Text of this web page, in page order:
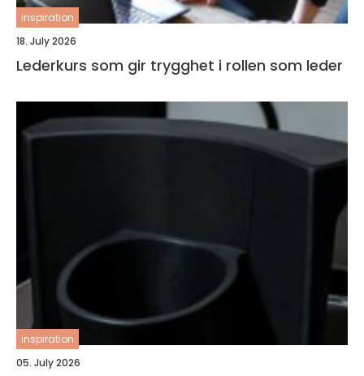
inspiration
18. July 2026
Lederkurs som gir trygghet i rollen som leder
inspiration
05. July 2026